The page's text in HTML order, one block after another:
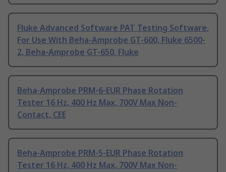
Fluke Advanced Software PAT Testing Software,
For Use With Beha-Amprobe GT-600, Fluke 6500-
2, Beha-Amprobe GT-650, Fluke
Beha-Amprobe PRM-6-EUR Phase Rotation
Tester 16 Hz, 400 Hz Max, 700V Max Non-
Contact, CEE
Beha-Amprobe PRM-5-EUR Phase Rotation
Tester 16 Hz, 400 Hz Max, 700V Max Non-